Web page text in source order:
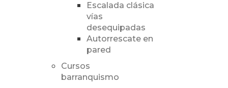
Escalada clásica
vías
desequipadas
Autorrescate en
pared
Cursos
barranquismo